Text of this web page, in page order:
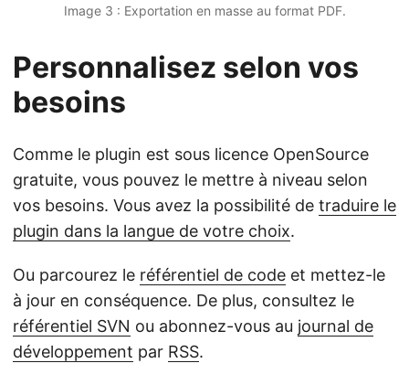
Image 3 : Exportation en masse au format PDF.
Personnalisez selon vos
besoins
Comme le plugin est sous licence OpenSource
gratuite, vous pouvez le mettre à niveau selon
vos besoins. Vous avez la possibilité de traduire le
plugin dans la langue de votre choix.
Ou parcourez le référentiel de code et mettez-le
à jour en conséquence. De plus, consultez le
référentiel SVN ou abonnez-vous au journal de
développement par RSS.